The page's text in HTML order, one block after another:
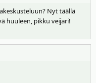
Nyt täällä
huuleen, pikku veijari!